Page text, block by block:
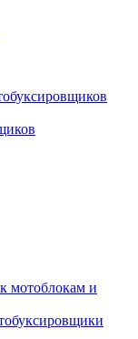
мотоблокам и